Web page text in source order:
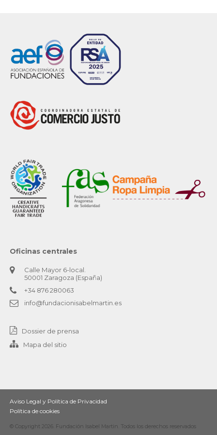
Oficinas centrales
Calle Mayor 6-local.
50001 Zaragoza (España)
+34 876 280063
info@fundacionisabelmartin.es
Dossier de prensa
Mapa del sitio
Aviso Legal y Política de Privacidad
Política de cookies
© Copyright 2026. Fundación Isabel Martin. Todos los derechos reservados